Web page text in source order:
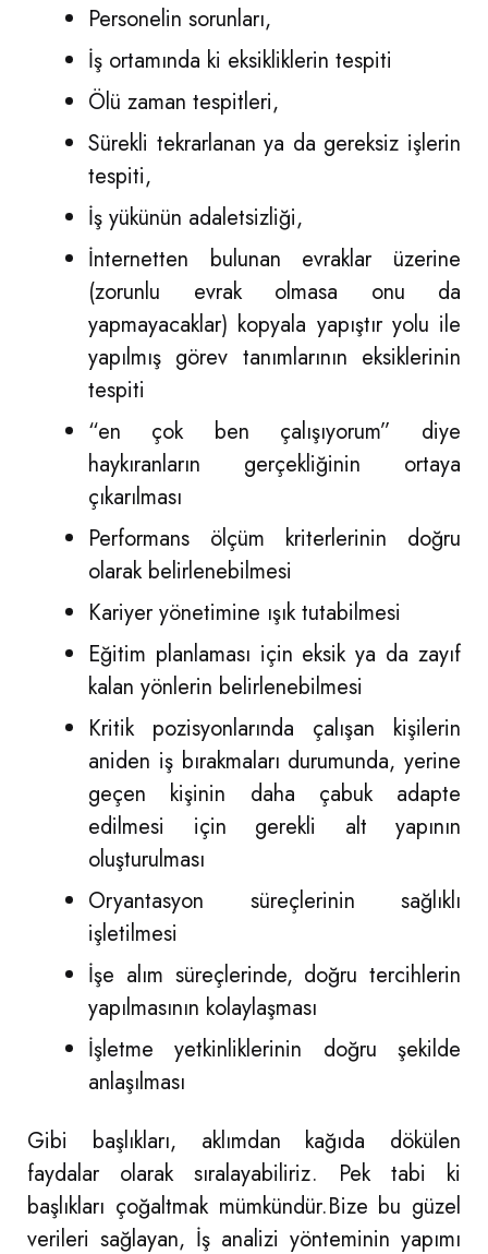
Personelin sorunları,
İş ortamında ki eksikliklerin tespiti
Ölü zaman tespitleri,
Sürekli tekrarlanan ya da gereksiz işlerin
tespiti,
İş yükünün adaletsizliği,
İnternetten bulunan evraklar üzerine
(zorunlu evrak olmasa onu da
yapmayacaklar) kopyala yapıştır yolu ile
yapılmış görev tanımlarının eksiklerinin
tespiti
“en çok ben çalışıyorum” diye
haykıranların gerçekliğinin ortaya
çıkarılması
Performans ölçüm kriterlerinin doğru
olarak belirlenebilmesi
Kariyer yönetimine ışık tutabilmesi
Eğitim planlaması için eksik ya da zayıf
kalan yönlerin belirlenebilmesi
Kritik pozisyonlarında çalışan kişilerin
aniden iş bırakmaları durumunda, yerine
geçen kişinin daha çabuk adapte
edilmesi için gerekli alt yapının
oluşturulması
Oryantasyon süreçlerinin sağlıklı
işletilmesi
İşe alım süreçlerinde, doğru tercihlerin
yapılmasının kolaylaşması
İşletme yetkinliklerinin doğru şekilde
anlaşılması
Gibi başlıkları, aklımdan kağıda dökülen
faydalar olarak sıralayabiliriz. Pek tabi ki
başlıkları çoğaltmak mümkündür.Bize bu güzel
verileri sağlayan, İş analizi yönteminin yapımı